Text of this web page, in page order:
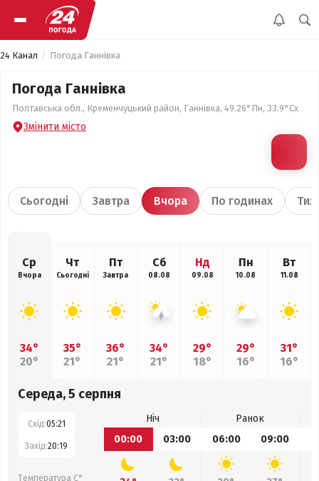
24 Канал Погода Ганнівка
Погода Ганнівка
Полтавська обл., Кременчуцький район, Ганнівка, 49.26°Пн, 33.9°Сх
Змінити місто
Сьогодні Завтра Вчора По годинах
Ср
Вчора
34°
20°
Чт
Сьогодні
35°
21°
Пт
Завтра
36°
21°
Сб
08.08
34°
21°
Нд
09.08
29°
18°
Пн
10.08
29°
16°
Вт
11.08
31°
16°
Середа, 5 серпня
Схід:05:21
Захід:20:19
Температура С°
Ніч
Ранок
00:00
03:00 06:00 09:00